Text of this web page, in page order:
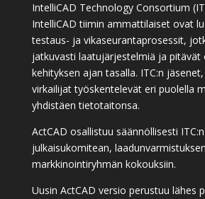
IntelliCAD Technology Consortium
IntelliCAD tiimin ammattilaiset ovat
testaus- ja vikaseurantaprosessit,
jatkuvasti laatujärjestelmiä ja pitävät
kehityksen ajan tasalla. ITC:n
virkailijat työskentelevät eri puolella
yhdistäen tietotaitonsa.
ActCAD osallistuu säännöllisesti
julkaisukomitean,
markkinointiryhmän kokouksiin.
Uusin ActCAD versio perustuu lähes